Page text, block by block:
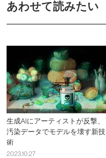
あわせて読みたい
生成AIにアーティストが反撃、
汚染データでモデルを壊す新技
術
2023.10.27